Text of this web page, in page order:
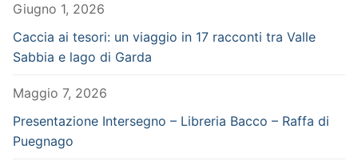
Giugno 1, 2026
Caccia ai tesori: un viaggio in 17 racconti tra Valle
Sabbia e lago di Garda
Maggio 7, 2026
Presentazione Intersegno – Libreria Bacco – Raffa di
Puegnago